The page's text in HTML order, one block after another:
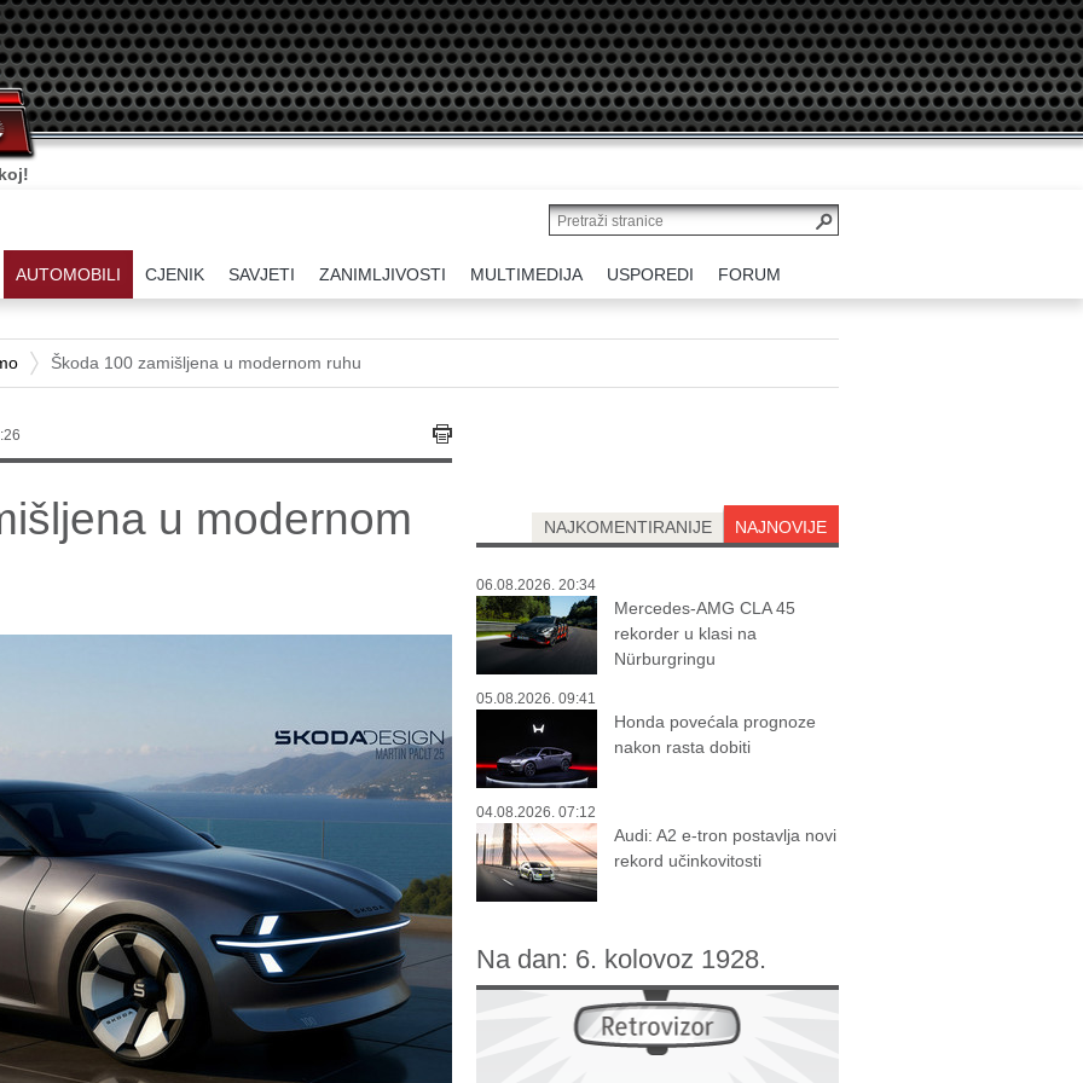
AUTOMOBILI CJENIK SAVJETI ZANIMLJIVOSTI MULTIMEDIJA USPOREDI FORUM
Škoda 100 zamišljena u modernom ruhu
u modernom NAJNOVIJE
NAJKOMENTIRANIJE
06.08.2026. 20:34
Mercedes-AMG CLA 45
rekorder u klasi na
Nürburgringu
05.08.2026. 09:41
Honda povećala prognoze
nakon rasta dobiti
04.08.2026. 07:12
Audi: A2 e-tron postavlja novi
rekord učinkovitosti
Na dan: 6. kolovoz 1928.